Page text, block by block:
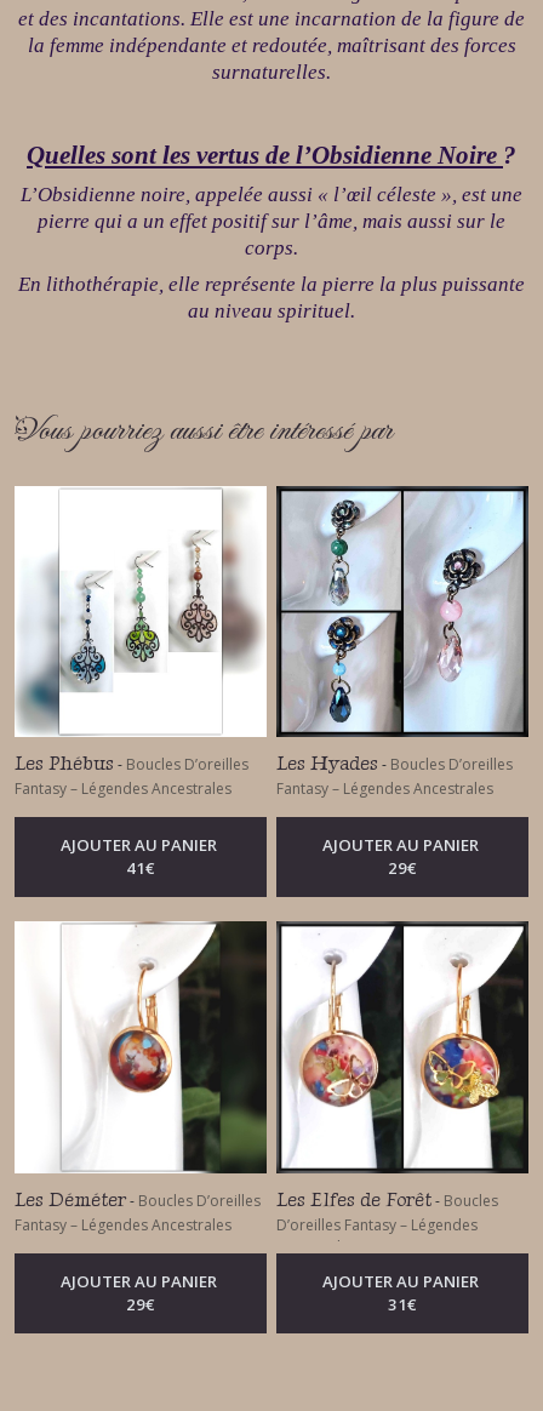
et des incantations. Elle est une incarnation de la figure de
la femme indépendante et redoutée, maîtrisant des forces
surnaturelles.
Quelles sont les vertus de l’Obsidienne Noire ?
L’Obsidienne noire, appelée aussi « l’œil céleste », est une
pierre qui a un effet positif sur l’âme, mais aussi sur le
corps.
En lithothérapie, elle représente la pierre la plus puissante
au niveau spirituel.
Vous pourriez aussi être intéressé par
Les Phébus - Boucles D’oreilles
Fantasy – Légendes Ancestrales
AJOUTER AU PANIER
41€
Les Hyades - Boucles D’oreilles
Fantasy – Légendes Ancestrales
AJOUTER AU PANIER
29€
Les Déméter- Boucles D’oreilles
Fantasy – Légendes Ancestrales
AJOUTER AU PANIER
29€
Les Elfes de Forêt- Boucles
D’oreilles Fantasy – Légendes
Ancestrales
AJOUTER AU PANIER
31€